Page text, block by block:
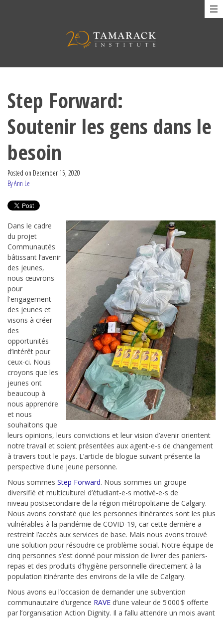
Step Forward:
Soutenir les gens dans le
besoin
Posted on December 15, 2020
By Ann Le
Dans le cadre
du projet
Communautés
bâtissant l’avenir
des jeunes,
nous œuvrons
pour
l'engagement
des jeunes et
visons à créer
des
opportunités
d’intérêt pour
ceux-ci. Nous
croyons que les
jeunes ont
beaucoup à
nous apprendre
et nous
souhaitons que
leurs opinions, leurs convictions et leur vision d’avenir orientent
notre travail et soient présentées aux agent-e-s de changement
à travers tout le pays. L’article de blogue suivant présente la
perspective d'une jeune personne.
Nous sommes Step Forward. Nous sommes un groupe
diversifié et multiculturel d’étudiant-e-s motivé-e-s de
niveau postsecondaire de la région métropolitaine de Calgary.
Nous avons constaté que les personnes itinérantes sont les plus
vulnérables à la pandémie de COVID-19, car cette dernière a
restreint l’accès aux services de base. Mais nous avons trouvé
une solution pour résoudre ce problème social. Notre équipe de
cinq personnes s’est donné pour mission de livrer des paniers-
repas et des produits d’hygiène personnelle directement à la
population itinérante des environs de la ville de Calgary.
Nous avons eu l’occasion de demander une subvention
communautaire d’urgence RAVE d’une valeur de 5000$ offerte
par l’organisation Action Dignity. Il a fallu attendre un mois avant